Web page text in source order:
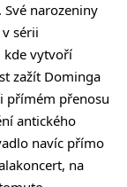
narozeniny
sérii
kde vytvoří
zažít Dominga
přímém přenosu
antického
navíc přímo
na